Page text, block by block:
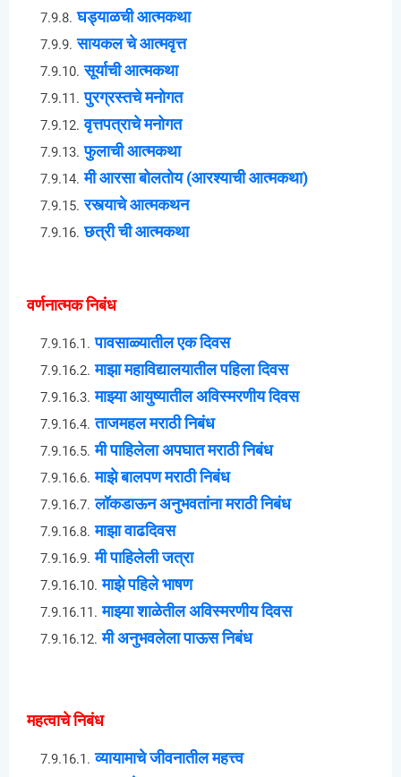
घड्याळची आत्मकथा
सायकल चे आत्मवृत्त
सूर्याची आत्मकथा
पुरग्रस्तचे मनोगत
वृत्तपत्राचे मनोगत
फुलाची आत्मकथा
मी आरसा बोलतोय (आरश्याची आत्मकथा)
रस्त्याचे आत्मकथन
छत्री ची आत्मकथा
वर्णनात्मक निबंध
पावसाळ्यातील एक दिवस
माझा महाविद्यालयातील पहिला दिवस
माझ्या आयुष्यातील अविस्मरणीय दिवस
ताजमहल मराठी निबंध
मी पाहिलेला अपघात मराठी निबंध
माझे बालपण मराठी निबंध
लॉकडाऊन अनुभवतांना मराठी निबंध
माझा वाढदिवस
मी पाहिलेली जत्रा
माझे पहिले भाषण
माझ्या शाळेतील अविस्मरणीय दिवस
मी अनुभवलेला पाऊस निबंध
महत्वाचे निबंध
व्यायामाचे जीवनातील महत्त्व